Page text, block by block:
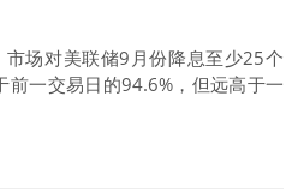
市场对美联储9月份降息至少25个
前一交易日的94.6%，但远高于一